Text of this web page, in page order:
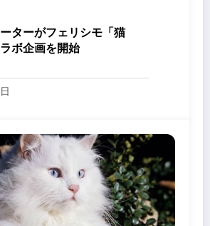
ターがフェリシモ「猫
ボ企画を開始